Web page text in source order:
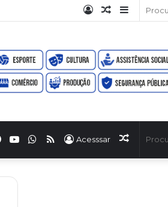
Barra
Artigo
Entrar
Artigo
Acesssar
RSS
WhatsApp
YouTube
Facebook